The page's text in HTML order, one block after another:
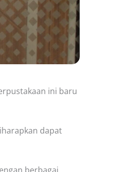
ini baru
dapat